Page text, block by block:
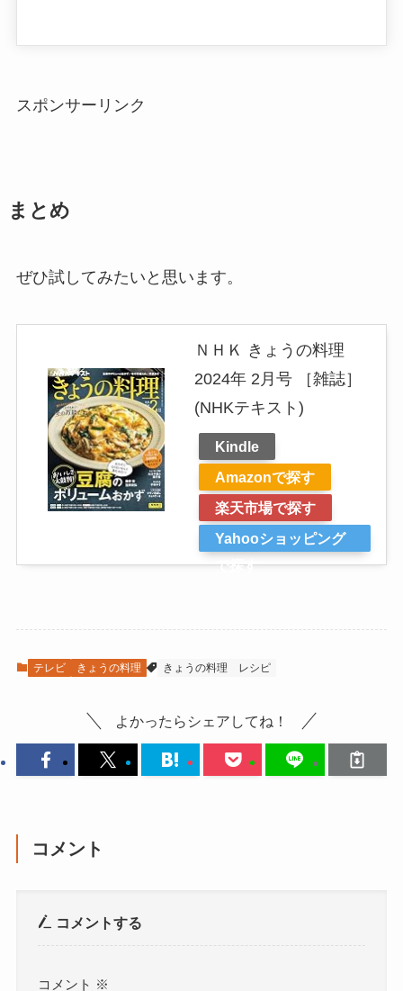
スポンサーリンク
まとめ
ぜひ試してみたいと思います。
ＮＨＫ きょうの料理
2024年 2月号 ［雑誌］
(NHKテキスト)
Kindle
Amazonで探す
楽天市場で探す
Yahooショッピング
で探す
テレビ きょうの料理 きょうの料理 レシピ
よかったらシェアしてね！
コメント
コメントする
コメント ※